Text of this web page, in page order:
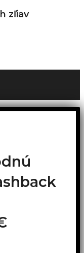
zľiav